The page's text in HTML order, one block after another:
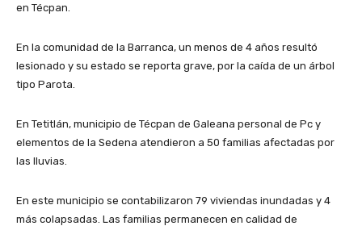
en Técpan.
En la comunidad de la Barranca, un menos de 4 años resultó
lesionado y su estado se reporta grave, por la caída de un árbol
tipo Parota.
En Tetitlán, municipio de Técpan de Galeana personal de Pc y
elementos de la Sedena atendieron a 50 familias afectadas por
las lluvias.
En este municipio se contabilizaron 79 viviendas inundadas y 4
más colapsadas. Las familias permanecen en calidad de